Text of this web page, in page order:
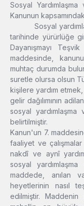
Sosyal Yardımlaşma
Kanunun
Sosyal
tarihinde yürürlüğe
Dayanışmayı
maddesinde,
muhtaç durumda
suretle olursa olsun
kişilere yardım
gelir dağılımının
sosyal yardımlaşma
belirtilmiştir.
Kanun'un 7.
faaliyet ve
nakdî ve aynî
sosyal yardımlaşma
maddede, anılan
heyetlerinin nasıl
edilmiştir. Maddenin